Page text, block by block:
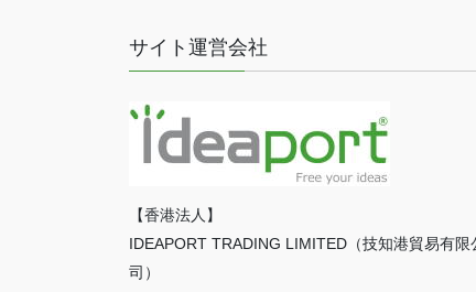
ー
シ
ョ
サイト運営会社
【香港法人】
IDEAPORT TRADING LIMITED（技知港貿易有限
司）